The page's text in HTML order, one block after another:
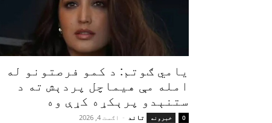
یامي ګوتم: د کمو فرصتونو له
امله مې هیماچل پردېش ته د
ستنېدو پرېکړه کړې وه
خبرونه تاند - اګست 4, 2026 0